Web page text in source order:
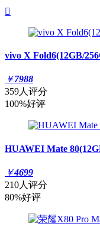

vivo X Fold6(12GB/
￥7988
359人评分
100%好评
HUAWEI Mate
￥4699
210人评分
80%好评